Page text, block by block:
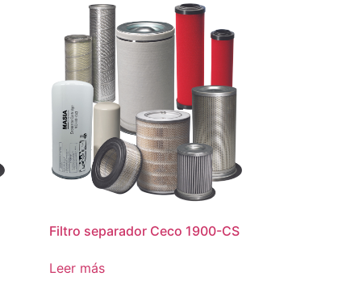
Filtro separador Ceco 1900-CS
Leer más